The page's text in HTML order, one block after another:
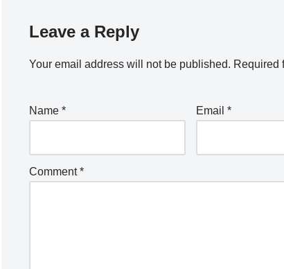
Leave a Reply
Your email address will not be published. Required
Name * Email *
Comment*